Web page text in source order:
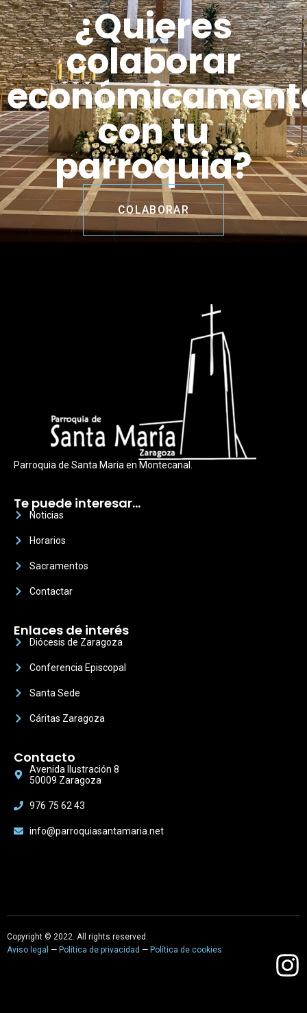
¿Quieres
colaborar
con tu
parroquia?
COLABORAR
Parroquia de Santa Maria en Montecanal.
Te puede interesar…
Noticias
Horarios
Sacramentos
Contactar
Enlaces de interés
Diócesis de Zaragoza
Conferencia Episcopal
Santa Sede
Cáritas Zaragoza
Contacto
Avenida Ilustración 8
50009 Zaragoza
976 75 62 43
info@parroquiasantamaria.net
Copyright © 2022. All rights reserved.
Aviso legal — Política de privacidad — Política de cookies